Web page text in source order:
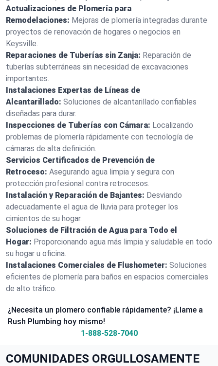
Actualizaciones de Plomería para
Remodelaciones: Mejoras de plomería integradas durante
proyectos de renovación de hogares o negocios en
Keysville.
Reparaciones de Tuberías sin Zanja: Reparación de
tuberías subterráneas sin necesidad de excavaciones
importantes.
Instalaciones Expertas de Líneas de
Alcantarillado: Soluciones de alcantarillado confiables
diseñadas para durar.
Inspecciones de Tuberías con Cámara: Localizando
problemas de plomería rápidamente con tecnología de
cámaras de alta definición.
Servicios Certificados de Prevención de
Retroceso: Asegurando agua limpia y segura con
protección profesional contra retrocesos.
Instalación y Reparación de Bajantes: Desviando
adecuadamente el agua de lluvia para proteger los
cimientos de su hogar.
Soluciones de Filtración de Agua para Todo el
Hogar: Proporcionando agua más limpia y saludable en todo
su hogar u oficina.
Instalaciones Comerciales de Flushometer: Soluciones
eficientes de plomería para baños en espacios comerciales
de alto tráfico.
¿Necesita un plomero confiable rápidamente? ¡Llame a
Rush Plumbing hoy mismo!
1-888-528-7040
COMUNIDADES ORGULLOSAMENTE